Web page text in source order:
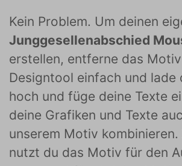
Kein Problem. Um deinen
Junggesellenabschied
erstellen, entferne das
Designtool einfach und lade
hoch und füge deine Texte
deine Grafiken und Texte
unserem Motiv kombinieren.
nutzt du das Motiv für den